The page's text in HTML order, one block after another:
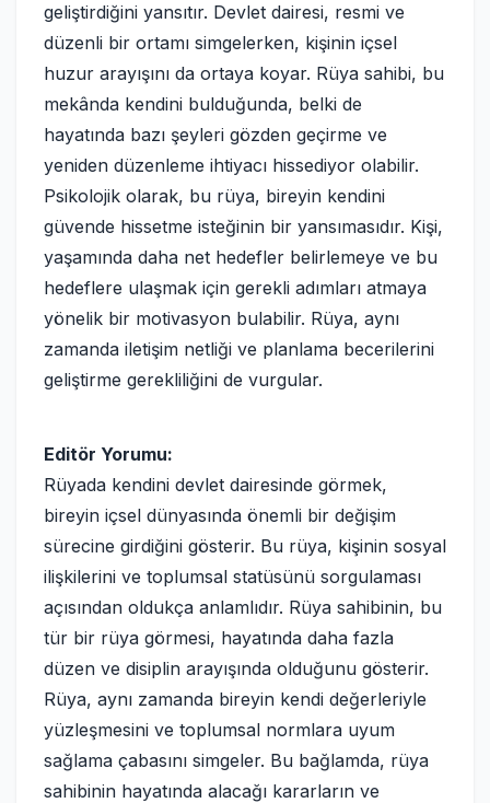
geliştirdiğini yansıtır. Devlet dairesi, resmi ve
düzenli bir ortamı simgelerken, kişinin içsel
huzur arayışını da ortaya koyar. Rüya sahibi, bu
mekânda kendini bulduğunda, belki de
hayatında bazı şeyleri gözden geçirme ve
yeniden düzenleme ihtiyacı hissediyor olabilir.
Psikolojik olarak, bu rüya, bireyin kendini
güvende hissetme isteğinin bir yansımasıdır. Kişi,
yaşamında daha net hedefler belirlemeye ve bu
hedeflere ulaşmak için gerekli adımları atmaya
yönelik bir motivasyon bulabilir. Rüya, aynı
zamanda iletişim netliği ve planlama becerilerini
geliştirme gerekliliğini de vurgular.
Editör Yorumu:
Rüyada kendini devlet dairesinde görmek,
bireyin içsel dünyasında önemli bir değişim
sürecine girdiğini gösterir. Bu rüya, kişinin sosyal
ilişkilerini ve toplumsal statüsünü sorgulaması
açısından oldukça anlamlıdır. Rüya sahibinin, bu
tür bir rüya görmesi, hayatında daha fazla
düzen ve disiplin arayışında olduğunu gösterir.
Rüya, aynı zamanda bireyin kendi değerleriyle
yüzleşmesini ve toplumsal normlara uyum
sağlama çabasını simgeler. Bu bağlamda, rüya
sahibinin hayatında alacağı kararların ve